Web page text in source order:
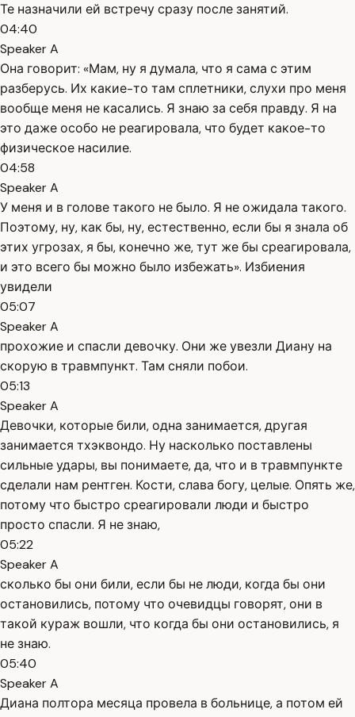
Те назначили ей встречу сразу после занятий.
04:40
Speaker A
Она говорит: «Мам, ну я думала, что я сама с этим
разберусь. Их какие-то там сплетники, слухи про меня
вообще меня не касались. Я знаю за себя правду. Я на
это даже особо не реагировала, что будет какое-то
физическое насилие.
04:58
Speaker A
У меня и в голове такого не было. Я не ожидала такого.
Поэтому, ну, как бы, ну, естественно, если бы я знала об
этих угрозах, я бы, конечно же, тут же бы среагировала,
и это всего бы можно было избежать». Избиения
увидели
05:07
Speaker A
прохожие и спасли девочку. Они же увезли Диану на
скорую в травмпункт. Там сняли побои.
05:13
Speaker A
Девочки, которые били, одна занимается, другая
занимается тхэквондо. Ну насколько поставлены
сильные удары, вы понимаете, да, что и в травмпункте
сделали нам рентген. Кости, слава богу, целые. Опять же,
потому что быстро среагировали люди и быстро
просто спасли. Я не знаю,
05:22
Speaker A
сколько бы они били, если бы не люди, когда бы они
остановились, потому что очевидцы говорят, они в
такой кураж вошли, что когда бы они остановились, я
не знаю.
05:40
Speaker A
Диана полтора месяца провела в больнице, а потом ей